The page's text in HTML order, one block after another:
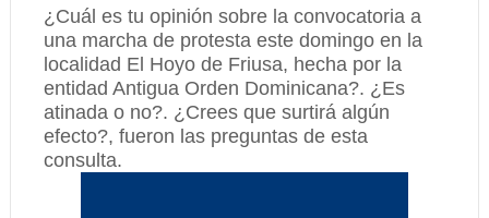
¿Cuál es tu opinión sobre la convocatoria a
una marcha de protesta este domingo en la
localidad El Hoyo de Friusa, hecha por la
entidad Antigua Orden Dominicana?. ¿Es
atinada o no?. ¿Crees que surtirá algún
efecto?, fueron las preguntas de esta
consulta.